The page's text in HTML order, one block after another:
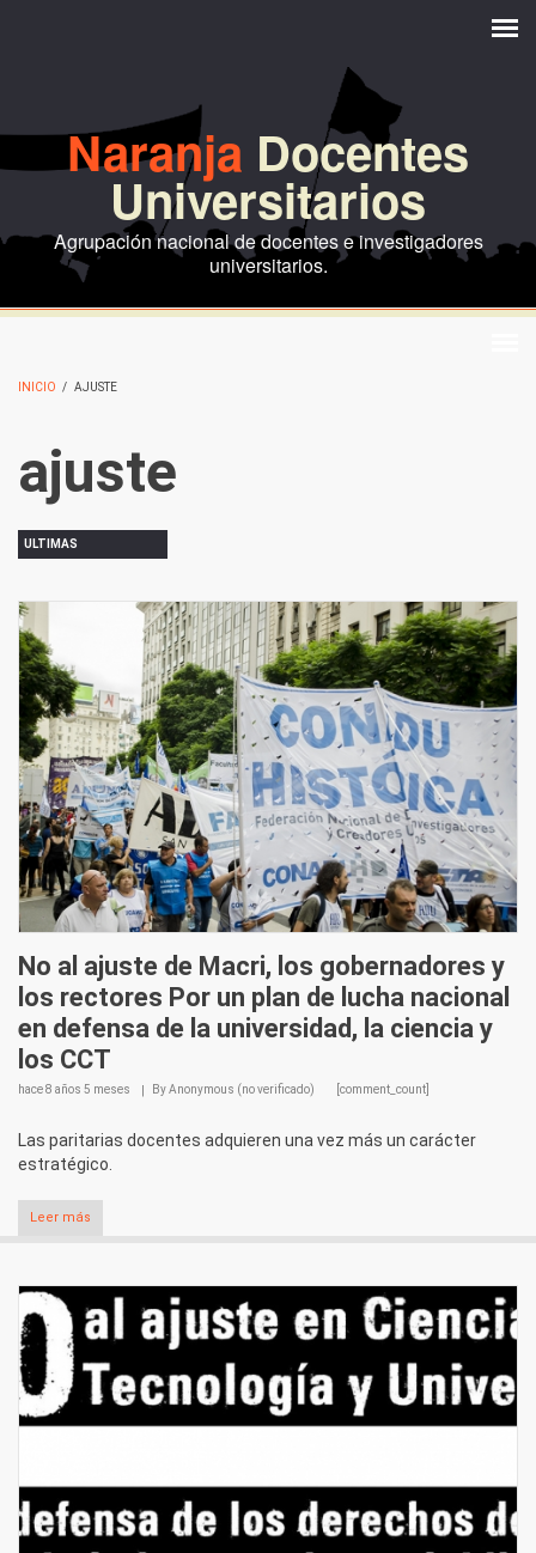
Naranja Docentes
Universitarios
Agrupación nacional de docentes e investigadores
universitarios.
INICIO / AJUSTE
ajuste
ULTIMAS
No al ajuste de Macri, los gobernadores y
los rectores Por un plan de lucha nacional
en defensa de la universidad, la ciencia y
los CCT
hace8 años 5 meses ByAnonymous (no verificado) [comment_count]
Las paritarias docentes adquieren una vez más un carácter
estratégico.
Leer más